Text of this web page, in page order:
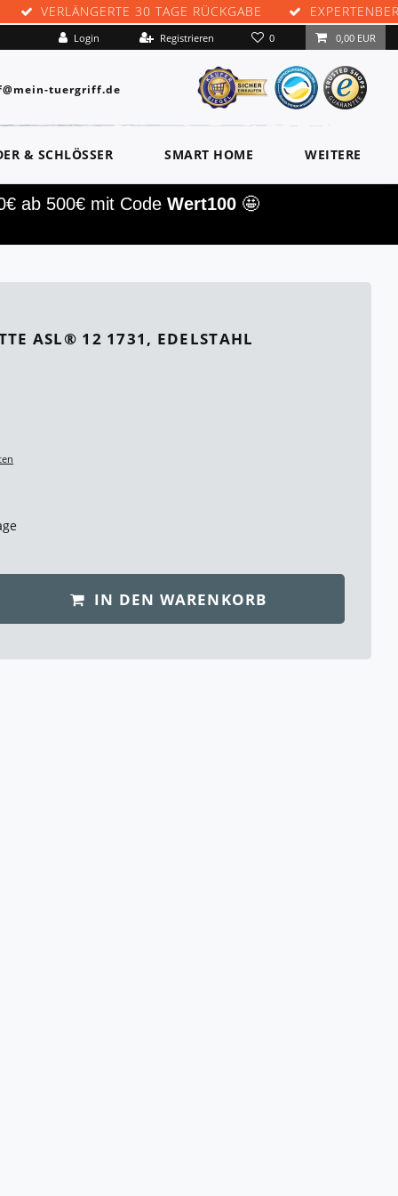
VERLÄNGERTE 30 TAGE RÜCKGABE
Login Registrieren 0 0,00 EUR
tuergriff.de
& SCHLÖSSER SMART HOME WEITERE
ab 500€ mit Code Wert100🤩
ASL® 12 1731, EDELSTAHL
IN DEN WARENKORB